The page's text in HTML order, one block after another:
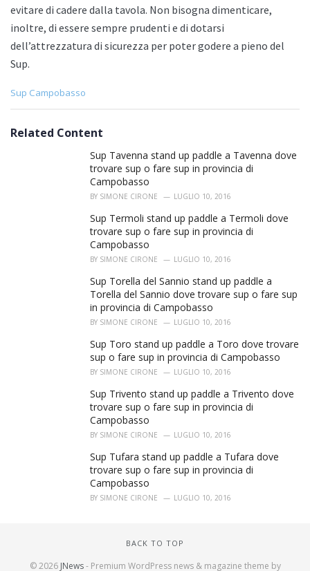
evitare di cadere dalla tavola. Non bisogna dimenticare,
inoltre, di essere sempre prudenti e di dotarsi
dell’attrezzatura di sicurezza per poter godere a pieno del
Sup.
C
e
Sup Campobasso
Related Content
Sup Tavenna stand up paddle a Tavenna dove
trovare sup o fare sup in provincia di
Campobasso
BY SIMONE CIRONE LUGLIO 10, 2016
Sup Termoli stand up paddle a Termoli dove
trovare sup o fare sup in provincia di
Campobasso
BY SIMONE CIRONE LUGLIO 10, 2016
Sup Torella del Sannio stand up paddle a
Torella del Sannio dove trovare sup o fare sup
in provincia di Campobasso
BY SIMONE CIRONE LUGLIO 10, 2016
Sup Toro stand up paddle a Toro dove trovare
sup o fare sup in provincia di Campobasso
BY SIMONE CIRONE LUGLIO 10, 2016
Sup Trivento stand up paddle a Trivento dove
trovare sup o fare sup in provincia di
Campobasso
BY SIMONE CIRONE LUGLIO 10, 2016
Sup Tufara stand up paddle a Tufara dove
trovare sup o fare sup in provincia di
Campobasso
BY SIMONE CIRONE LUGLIO 10, 2016
BACK TO TOP
© 2026 JNews- Premium WordPress news & magazine theme by